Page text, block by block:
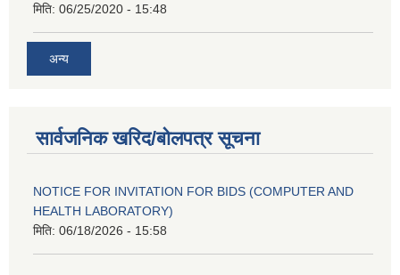
मिति: 06/25/2020 - 15:48
अन्य
सार्वजनिक खरिद/बोलपत्र सूचना
NOTICE FOR INVITATION FOR BIDS (COMPUTER AND
HEALTH LABORATORY)
मिति: 06/18/2026 - 15:58